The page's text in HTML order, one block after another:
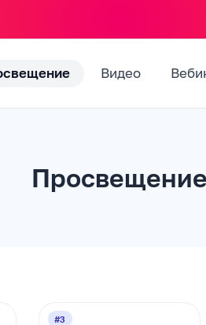
Видео
Просвещение
#3